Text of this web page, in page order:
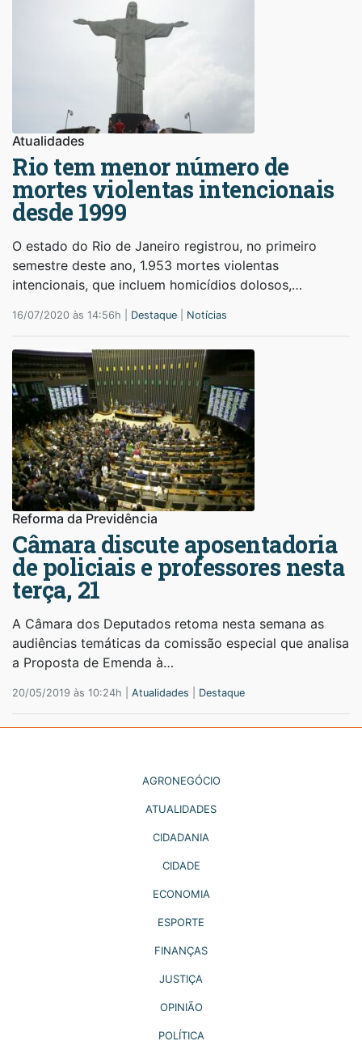
Atualidades
Rio tem menor número de
mortes violentas intencionais
desde 1999
O estado do Rio de Janeiro registrou, no primeiro
semestre deste ano, 1.953 mortes violentas
intencionais, que incluem homicídios dolosos,…
16/07/2020 às 14:56h | Destaque Notícias
Reforma da Previdência
Câmara discute aposentadoria
de policiais e professores nesta
terça, 21
A Câmara dos Deputados retoma nesta semana as
audiências temáticas da comissão especial que analisa
a Proposta de Emenda à…
20/05/2019 às 10:24h | Atualidades Destaque
AGRONEGÓCIO
ATUALIDADES
CIDADANIA
CIDADE
ECONOMIA
ESPORTE
FINANÇAS
JUSTIÇA
OPINIÃO
POLÍTICA